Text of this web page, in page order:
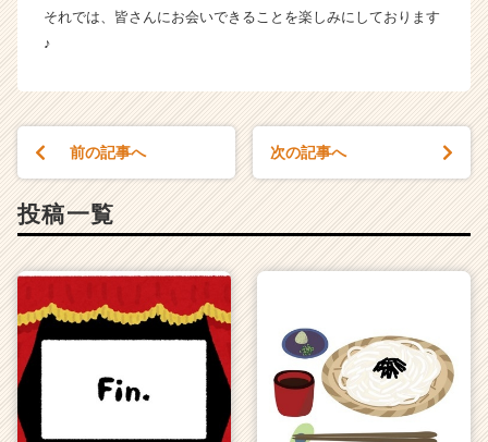
r
e
それでは、皆さんにお会いできることを楽しみにしております
♪
前の記事へ 次の記事へ
投稿一覧